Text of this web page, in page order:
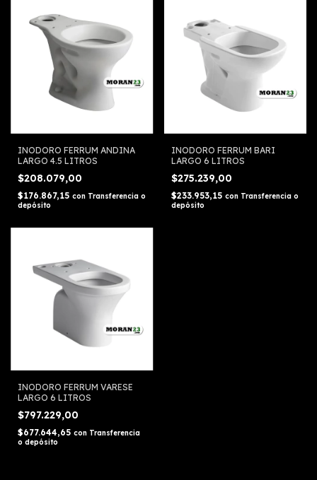
INODORO FERRUM ANDINA
LARGO 4.5 LITROS
$208.079,00
$176.867,15 con Transferencia o
depósito
INODORO FERRUM BARI
LARGO 6 LITROS
$275.239,00
$233.953,15 con Transferencia o
depósito
INODORO FERRUM VARESE
LARGO 6 LITROS
$797.229,00
$677.644,65 con Transferencia
o depósito